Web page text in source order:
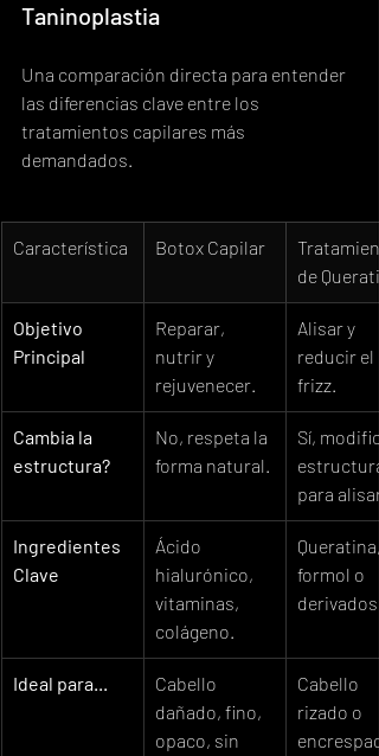
Taninoplastia
Una comparación directa para entender
las diferencias clave entre los
tratamientos capilares más
demandados.
Característica Botox Capilar
de
Objetivo
Principal
Reparar,
nutrir y
rejuvenecer.
Alisar y
reducir el
frizz.
Cambia la
estructura?
No, respeta la
forma natural.
Sí,
estructura
para alisar.
Ingredientes
Clave
Ácido
hialurónico,
vitaminas,
colágeno.
Queratina,
formol o
derivados.
Ideal para...
Cabello
dañado, fino,
opaco, sin
Cabello
rizado o